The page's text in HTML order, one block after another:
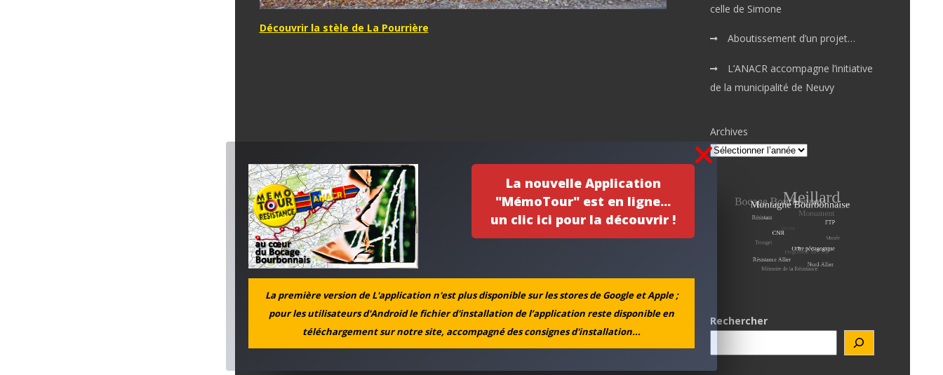
La nouvelle Application
"MémoTour" est en ligne...
un clic ici pour la découvrir !
La première version de L'application n'est plus disponible sur les stores de Google et Apple ;
pour les utilisateurs d'Android le fichier d'installation de l’application reste disponible en
téléchargement sur notre site, accompagné des consignes d'installation...
Découvrir la stèle de La Pourrière
celle de Simone
Aboutissement d’un projet…
L’ANACR accompagne l’initiative
de la municipalité de Neuvy
Archives
Rechercher